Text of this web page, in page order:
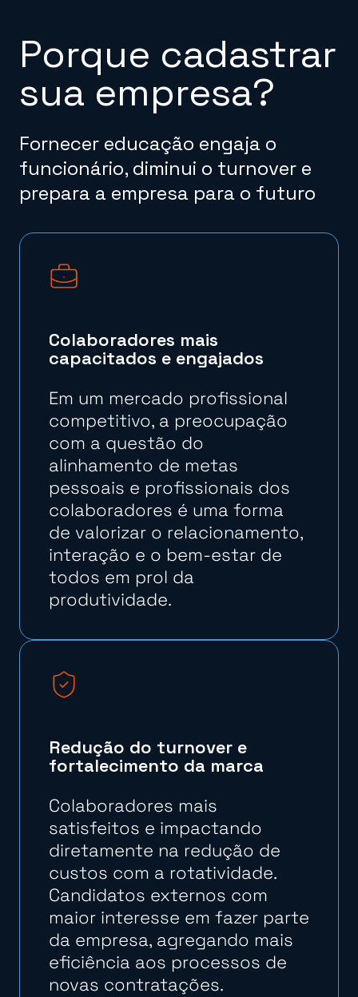
Porque cadastrar
sua empresa?
Fornecer educação engaja o
funcionário, diminui o turnover e
prepara a empresa para o futuro
Colaboradores mais
capacitados e engajados
Em um mercado profissional
competitivo, a preocupação
com a questão do
alinhamento de metas
pessoais e profissionais dos
colaboradores é uma forma
de valorizar o relacionamento,
interação e o bem-estar de
todos em prol da
produtividade.
Redução do turnover e
fortalecimento da marca
Colaboradores mais
satisfeitos e impactando
diretamente na redução de
custos com a rotatividade.
Candidatos externos com
maior interesse em fazer parte
da empresa, agregando mais
eficiência aos processos de
novas contratações.